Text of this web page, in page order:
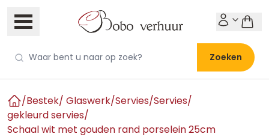
Zoeken
Home
/Bestek/ Glaswerk/Servies/Servies/
gekleurd servies/
Schaal wit met gouden rand porselein 25cm